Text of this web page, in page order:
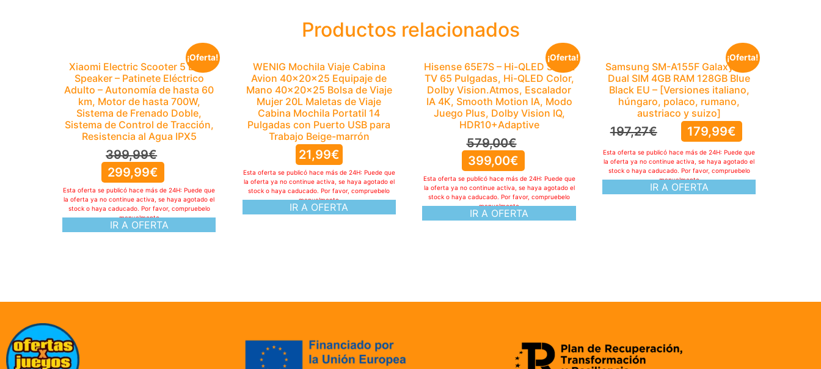
Productos relacionados
¡Oferta!
Xiaomi Electric Scooter 5 ES +
Speaker – Patinete Eléctrico
Adulto – Autonomía de hasta 60
km, Motor de hasta 700W,
Sistema de Frenado Doble,
Sistema de Control de Tracción,
Resistencia al Agua IPX5
399,99€
299,99€
IR A OFERTA
Esta oferta se publicó hace más de 24H: Puede que
la oferta ya no continue activa, se haya agotado el
stock o haya caducado. Por favor, compruebelo
manualmente
WENIG Mochila Viaje Cabina
Avion 40x20x25 Equipaje de
Mano 40x20x25 Bolsa de Viaje
Mujer 20L Maletas de Viaje
Cabina Mochila Portatil 14
Pulgadas con Puerto USB para
Trabajo Beige-marrón
21,99€
IR A OFERTA
Esta oferta se publicó hace más de 24H: Puede que
la oferta ya no continue activa, se haya agotado el
stock o haya caducado. Por favor, compruebelo
manualmente
¡Oferta!
Hisense 65E7S – Hi-QLED Smart
TV 65 Pulgadas, Hi-QLED Color,
Dolby Vision.Atmos, Escalador
IA 4K, Smooth Motion IA, Modo
Juego Plus, Dolby Vision IQ,
HDR10+Adaptive
579,00€
399,00€
IR A OFERTA
Esta oferta se publicó hace más de 24H: Puede que
la oferta ya no continue activa, se haya agotado el
stock o haya caducado. Por favor, compruebelo
manualmente
¡Oferta!
Samsung SM-A155F Galaxy A15
Dual SIM 4GB RAM 128GB Blue
Black EU – [Versiones italiano,
húngaro, polaco, rumano,
austriaco y suizo]
197,27€ 179,99€
IR A OFERTA
Esta oferta se publicó hace más de 24H: Puede que
la oferta ya no continue activa, se haya agotado el
stock o haya caducado. Por favor, compruebelo
manualmente